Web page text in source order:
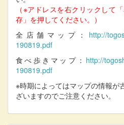
（※アドレスを右クリックして
存」を押してください。）
全店舗マップ： http://
190819.pdf
食べ歩きマップ： http://
190819.pdf
※時期によってはマップの情報が
ざいますのでご注意ください。